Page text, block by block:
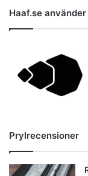
Haaf.se
Prylrecensioner